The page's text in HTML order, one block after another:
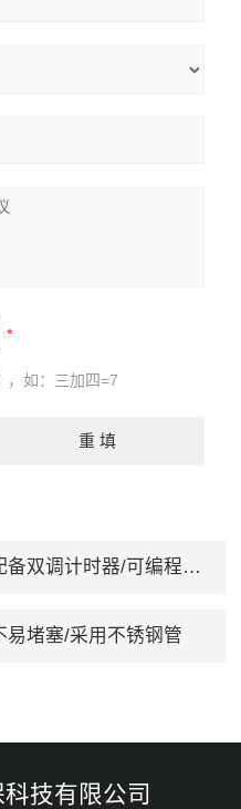
，如：三加四=7
双调计时器/可编程控制
易堵塞/采用不锈钢管
技有限公司